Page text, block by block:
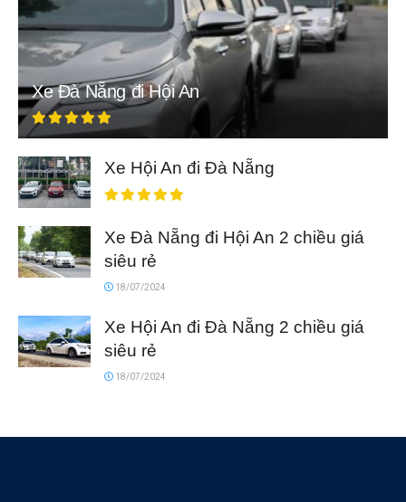
Xe Đà Nẵng đi Hội An
Xe Hội An đi Đà Nẵng
Xe Đà Nẵng đi Hội An 2 chiều giá
siêu rẻ
18/07/2024
Xe Hội An đi Đà Nẵng 2 chiều giá
siêu rẻ
18/07/2024